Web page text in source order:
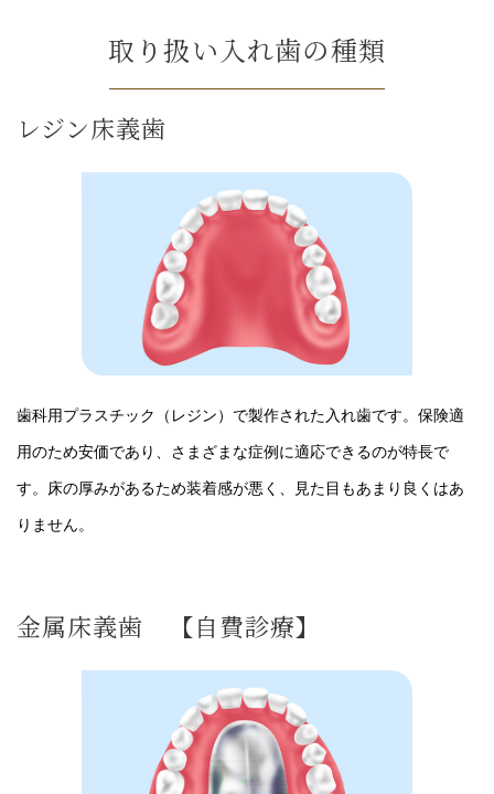
取り扱い入れ歯の種類
レジン床義歯
歯科用プラスチック（レジン）で製作された入れ歯です。保険適
用のため安価であり、さまざまな症例に適応できるのが特長で
す。床の厚みがあるため装着感が悪く、見た目もあまり良くはあ
りません。
金属床義歯 【自費診療】